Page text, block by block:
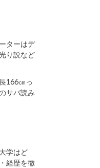
ターはデ
り説など
166㎝っ
サバ読み
学はど
経歴を徹